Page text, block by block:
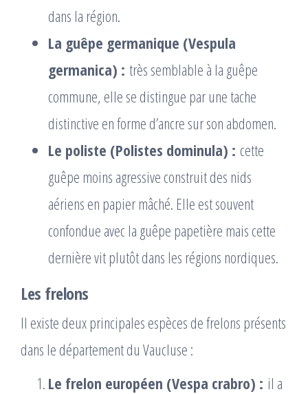
dans la région.
La guêpe germanique (Vespula
germanica) : très semblable à la guêpe
commune, elle se distingue par une tache
distinctive en forme d’ancre sur son abdomen.
Le poliste (Polistes dominula) : cette
guêpe moins agressive construit des nids
aériens en papier mâché. Elle est souvent
confondue avec la guêpe papetière mais cette
dernière vit plutôt dans les régions nordiques.
Les frelons
Il existe deux principales espèces de frelons présents
dans le département du Vaucluse :
Le frelon européen (Vespa crabro) : il a